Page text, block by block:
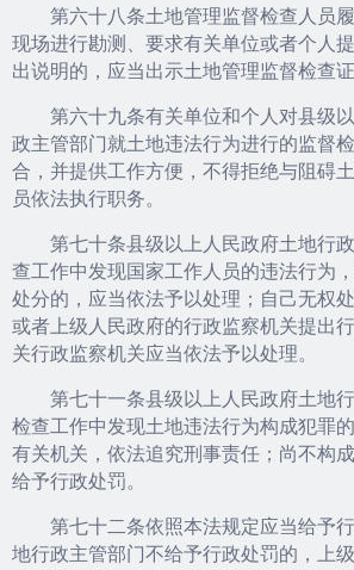
第六十八条土地管理监督检查人员履
现场进行勘测、要求有关单位或者个人
出说明的，应当出示土地管理监督检查证
第六十九条有关单位和个人对县级
政主管部门就土地违法行为进行的监督
合，并提供工作方便，不得拒绝与阻碍
员依法执行职务。
第七十条县级以上人民政府土地行
查工作中发现国家工作人员的违法行为
处分的，应当依法予以处理；自己无权
或者上级人民政府的行政监察机关提出
关行政监察机关应当依法予以处理。
第七十一条县级以上人民政府土地
检查工作中发现土地违法行为构成犯罪
有关机关，依法追究刑事责任；尚不构
给予行政处罚。
第七十二条依照本法规定应当给予
地行政主管部门不给予行政处罚的，上